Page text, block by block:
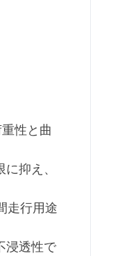
性と曲
抑え、
走行用途
浸透性で